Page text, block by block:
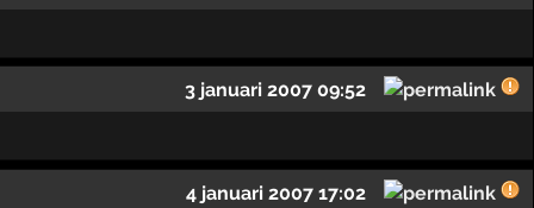
3 januari 2007 09:52
4 januari 2007 17:02